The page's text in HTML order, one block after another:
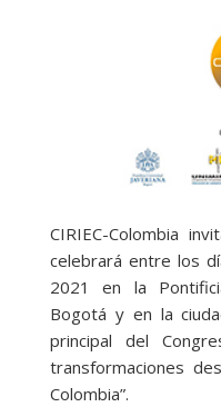
CIRIEC-Colombia
celebrará entre los
2021 en la
Bogotá y en la
principal del
transformaciones
Colombia”.